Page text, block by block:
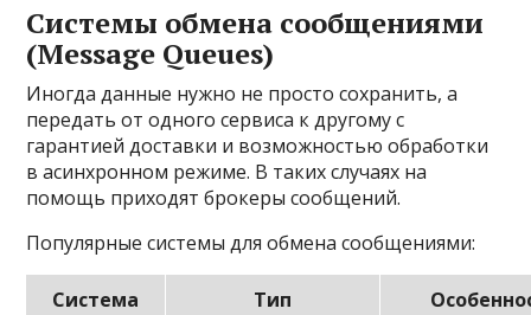
Системы обмена сообщениями
(Message Queues)
Иногда данные нужно не просто сохранить, а
передать от одного сервиса к другому с
гарантией доставки и возможностью обработки
в асинхронном режиме. В таких случаях на
помощь приходят брокеры сообщений.
Популярные системы для обмена сообщениями:
Система Тип